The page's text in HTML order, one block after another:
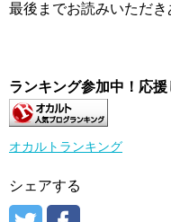
最後までお読みいただき
ランキング参加中！応援
オカルトランキング
シェアする